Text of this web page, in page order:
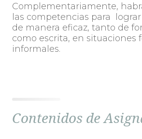
Complementariamente,
las competencias para
de manera eficaz, tanto de
como escrita, en situaciones
informales.
Contenidos de